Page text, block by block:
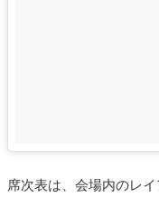
席次表は、会場内のレ